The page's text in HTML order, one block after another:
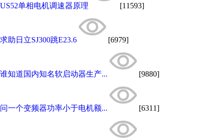
US52单相电机调速器原理 [11593]
求助日立SJ300跳E23.6 [6979]
谁知道国内知名软启动器生产... [9880]
问一个变频器功率小于电机额... [6311]